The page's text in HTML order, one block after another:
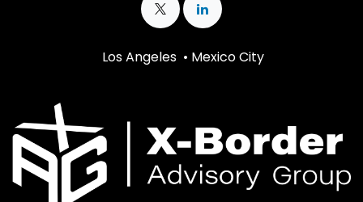
Los Angeles • Mexico City